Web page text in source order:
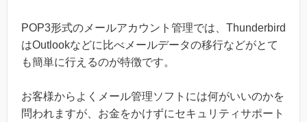
POP3形式のメールアカウント管理では、Thunderbird
はOutlookなどに比べメールデータの移行などがとて
も簡単に行えるのが特徴です。
お客様からよくメール管理ソフトには何がいいのかを
問われますが、お金をかけずにセキュリティサポート